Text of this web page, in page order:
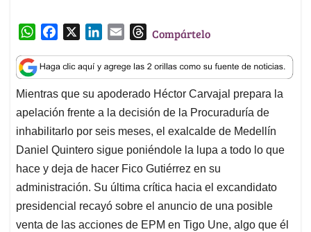
W
a
t
s
A
p
p
c
e
b
o
o
k
n
k
e
d
I
n
a
i
l
T
r
e
a
d
s
Compártelo
Mientras que su apoderado Héctor Carvajal prepara la
apelación frente a la decisión de la Procuraduría de
inhabilitarlo por seis meses, el exalcalde de Medellín
Daniel Quintero sigue poniéndole la lupa a todo lo que
hace y deja de hacer Fico Gutiérrez en su
administración. Su última crítica hacia el excandidato
presidencial recayó sobre el anuncio de una posible
venta de las acciones de EPM en Tigo Une, algo que él